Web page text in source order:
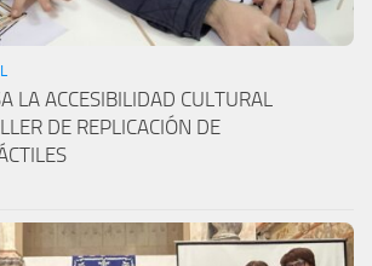
LA ACCESIBILIDAD CULTURAL
DE REPLICACIÓN DE